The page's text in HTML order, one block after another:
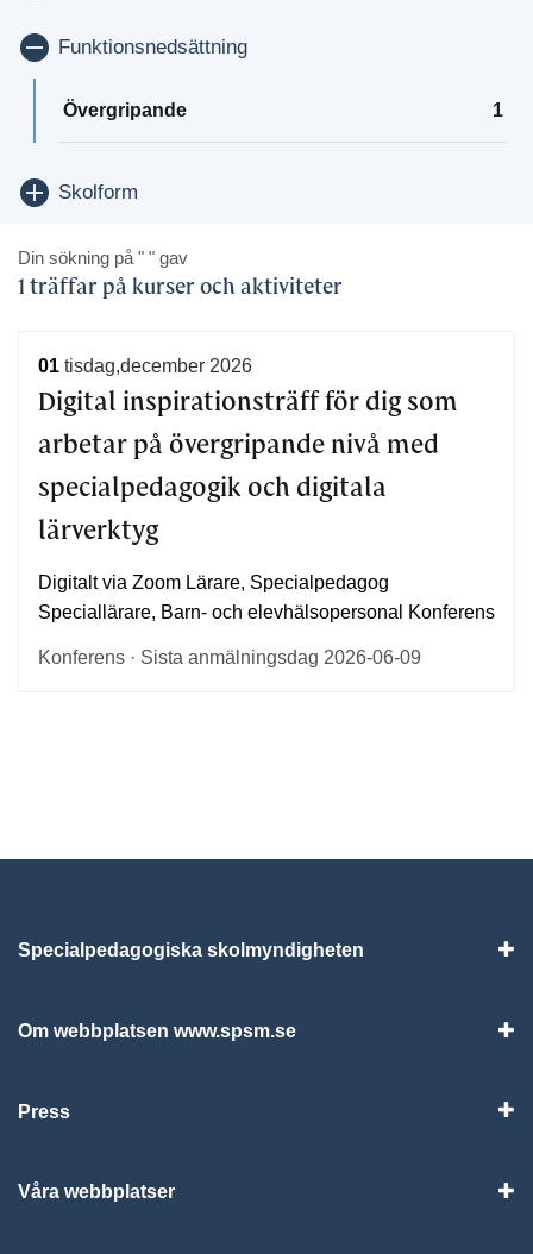
Visa/döljFunktionsnedsättning
Övergripande 1
Visa/döljSkolform
Din sökning på " " gav
1 träffar på kurser och aktiviteter
01 tisdag,december 2026
Digital inspirationsträff för dig som
arbetar på övergripande nivå med
specialpedagogik och digitala
lärverktyg
Digitalt via Zoom Lärare, Specialpedagog
Speciallärare, Barn- och elevhälsopersonal Konferens
Konferens · Sista anmälningsdag 2026-06-09
Specialpedagogiska skolmyndigheten
Om webbplatsen www.spsm.se
Press
Våra webbplatser